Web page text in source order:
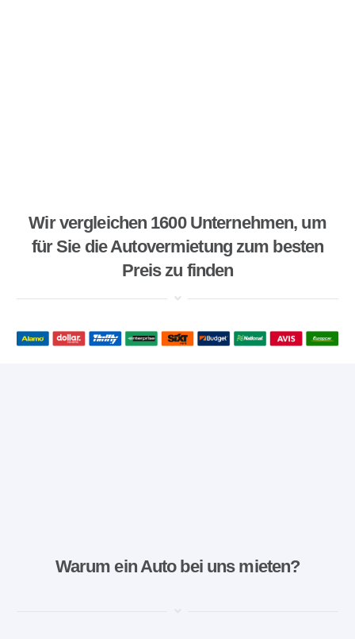
Wir vergleichen 1600 Unternehmen, um
für Sie die Autovermietung zum besten
Preis zu finden
Warum ein Auto bei uns mieten?